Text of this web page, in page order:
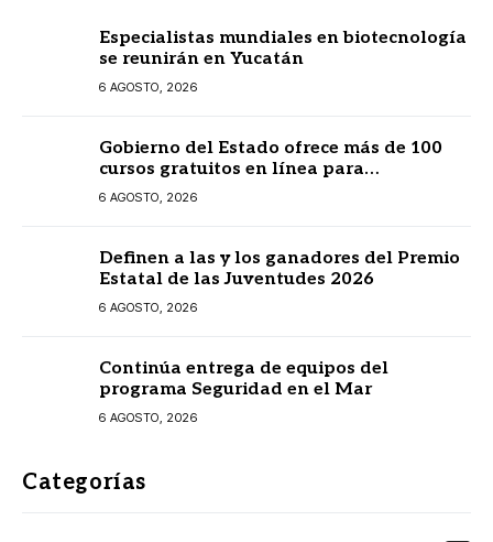
Especialistas mundiales en biotecnología
se reunirán en Yucatán
6 AGOSTO, 2026
Gobierno del Estado ofrece más de 100
cursos gratuitos en línea para
prestadores turísticos
6 AGOSTO, 2026
Definen a las y los ganadores del Premio
Estatal de las Juventudes 2026
6 AGOSTO, 2026
Continúa entrega de equipos del
programa Seguridad en el Mar
6 AGOSTO, 2026
Categorías